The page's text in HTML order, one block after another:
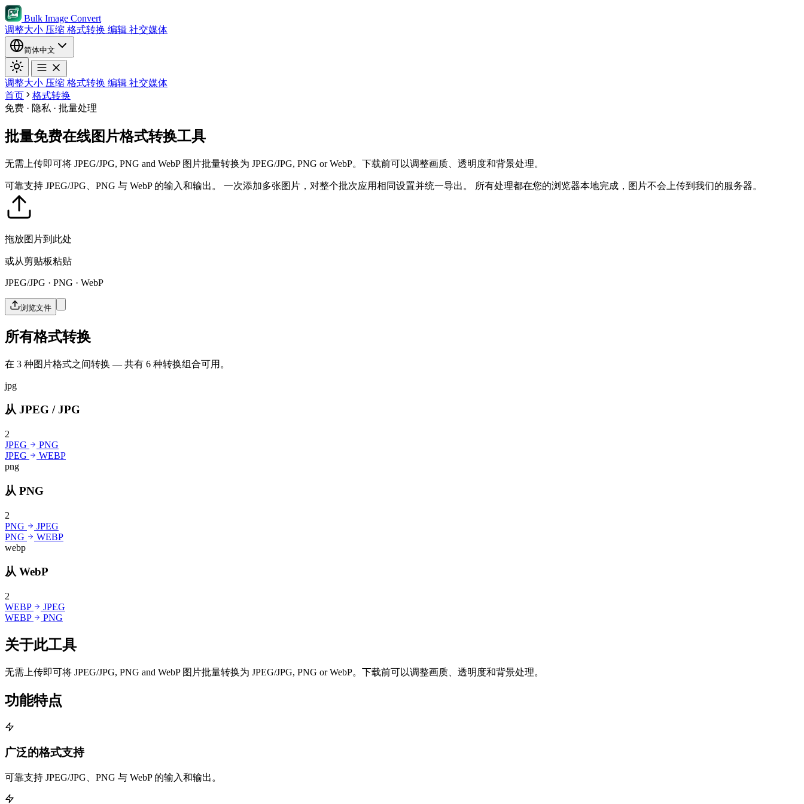
Bulk Image Convert
调整大小 压缩 格式转换 编辑 社交媒体
简体中文
调整大小 压缩 格式转换 编辑 社交媒体
首页
格式转换
免费 · 隐私 · 批量处理
批量免费在线图片格式转换工具
无需上传即可将 JPEG/JPG, PNG and WebP 图片批量转换为 JPEG/JPG, PNG or WebP。下载前可以调整画质、透明度和背景处理。
可靠支持 JPEG/JPG、PNG 与 WebP 的输入和输出。 一次添加多张图片，对整个批次应用相同设置并统一导出。 所有处理都在您的浏览器本地完成，图片不会上传到我们的服务器。
拖放图片到此处
或从剪贴板粘贴
JPEG/JPG · PNG · WebP
浏览文件
所有格式转换
在 3 种图片格式之间转换 — 共有 6 种转换组合可用。
jpg
从 JPEG / JPG
2
JPEG
PNG
JPEG
WEBP
png
从 PNG
2
PNG
JPEG
PNG
WEBP
webp
从 WebP
2
WEBP
JPEG
WEBP
PNG
关于此工具
无需上传即可将 JPEG/JPG, PNG and WebP 图片批量转换为 JPEG/JPG, PNG or WebP。下载前可以调整画质、透明度和背景处理。
功能特点
广泛的格式支持
可靠支持 JPEG/JPG、PNG 与 WebP 的输入和输出。